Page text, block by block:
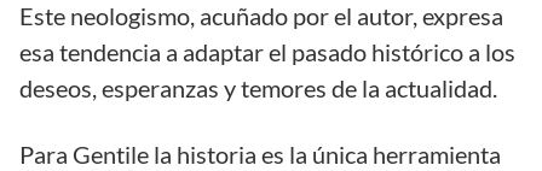
Este neologismo, acuñado por el autor, expresa
esa tendencia a adaptar el pasado histórico a los
deseos, esperanzas y temores de la actualidad.
Para Gentile la historia es la única herramienta